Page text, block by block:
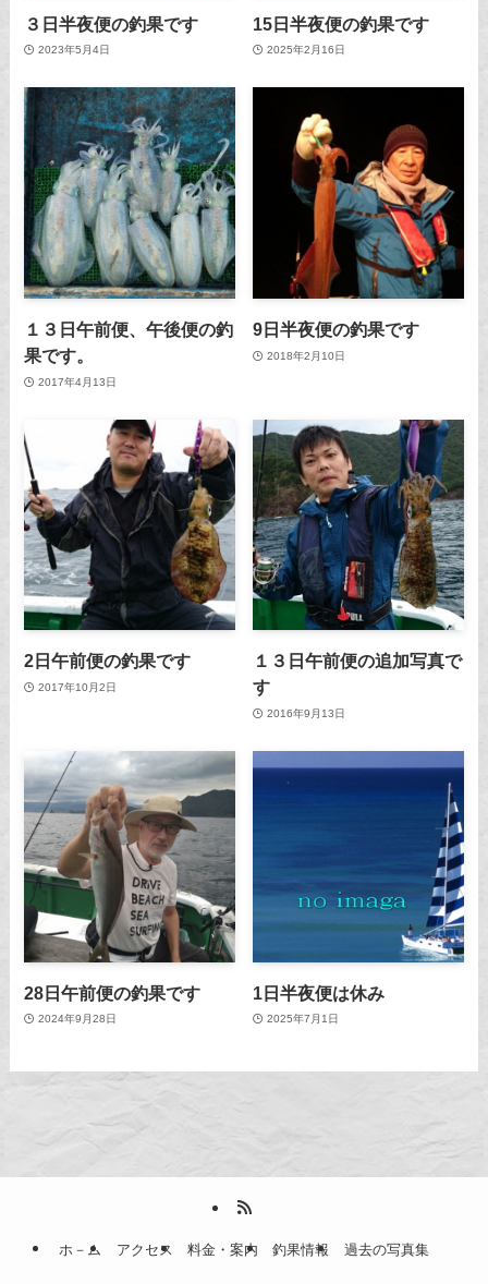
３日半夜便の釣果です
2023年5月4日
15日半夜便の釣果です
2025年2月16日
１３日午前便、午後便の釣
果です。
2017年4月13日
9日半夜便の釣果です
2018年2月10日
2日午前便の釣果です
2017年10月2日
１３日午前便の追加写真で
す
2016年9月13日
28日午前便の釣果です
2024年9月28日
1日半夜便は休み
2025年7月1日
ホ－ム アクセス 料金・案内 釣果情報 過去の写真集